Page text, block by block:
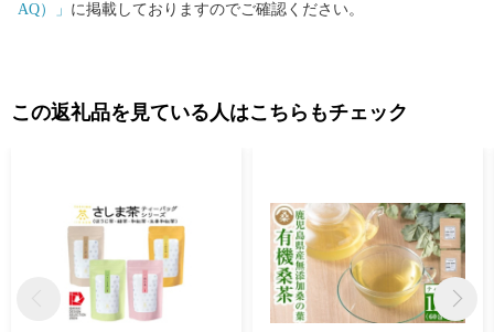
AQ）」 に掲載しておりますのでご確認ください。
この返礼品を見ている人はこちらもチェック